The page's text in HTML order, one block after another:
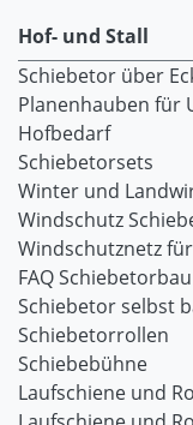
Hof- und Stall
Schiebetor über
Planenhauben für
Hofbedarf
Schiebetorsets
Winter und
Windschutz
Windschutznetz
FAQ Schiebetorbau
Schiebetor selbst
Schiebetorrollen
Schiebebühne
Laufschiene und